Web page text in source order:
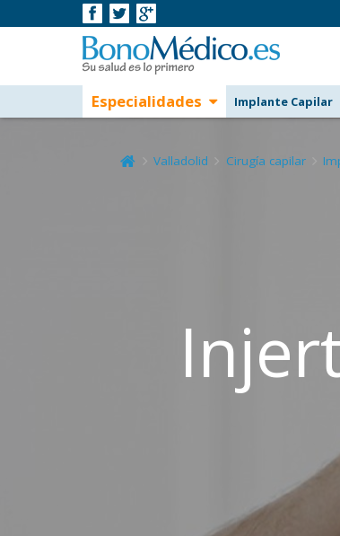
Valladolid Cirugía capilar
Especialidades Implante Capilar